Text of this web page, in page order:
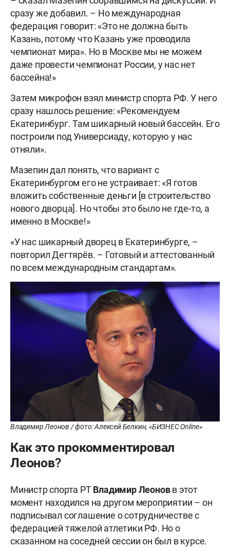
сразу же добавил. – Но международная
федерация говорит: «Это не должна быть
Казань, потому что Казань уже проводила
чемпионат мира». Но в Москве мы не можем
даже провести чемпионат России, у нас нет
бассейна!»
Затем микрофон взял министр спорта РФ. У него
сразу нашлось решение: «Рекомендуем
Екатеринбург. Там шикарный новый бассейн. Его
построили под Универсиаду, которую у нас
отняли».
Мазепин дал понять, что вариант с
Екатеринбургом его не устраивает: «Я готов
вложить собственные деньги [в строительство
нового дворца]. Но чтобы это было не где-то, а
именно в Москве!»
«У нас шикарный дворец в Екатеринбурге, –
повторил Дегтярёв. – Готовый и аттестованный
по всем международным стандартам».
Владимир Леонов / фото: Алексей Белкин, «БИЗНЕС Online»
Как это прокомментировал
Леонов?
Министр спорта РТВладимирЛеоновв этот
момент находился на другом мероприятии – он
подписывал соглашение о сотрудничестве с
федерацией тяжелой атлетики РФ. Но о
сказанном на соседней сессии он был в курсе.